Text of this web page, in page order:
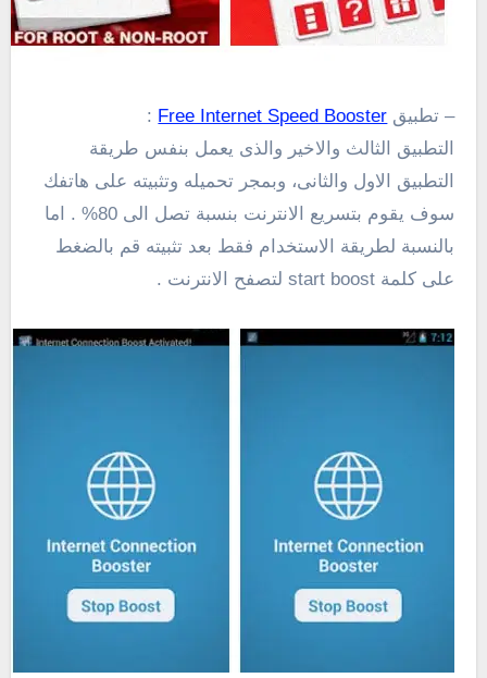
– تطبيق Free Internet Speed Booster
:
التطبيق الثالث والاخير والذى يعمل بنفس طريقة
التطبيق الاول والثانى، وبمجر تحميله وتثبيته على هاتفك
سوف يقوم بتسريع الانترنت بنسبة تصل الى 80% . اما
بالنسبة لطريقة الاستخدام فقط بعد تثبيته قم بالضغط
على كلمة start boost لتصفح الانترنت .